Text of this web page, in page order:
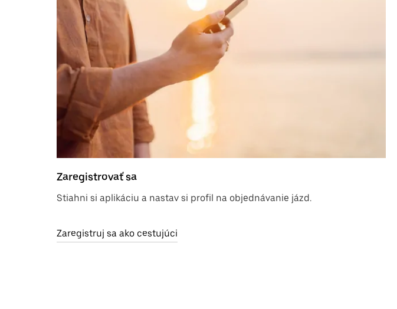
Zaregistrovať sa
Stiahni si aplikáciu a nastav si profil na objednávanie jázd.
Zaregistruj sa ako cestujúci